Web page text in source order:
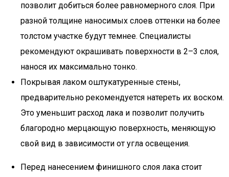
позволит добиться более равномерного слоя. При
разной толщине наносимых слоев оттенки на более
толстом участке будут темнее. Специалисты
рекомендуют окрашивать поверхности в 2–3 слоя,
нанося их максимально тонко.
Покрывая лаком оштукатуренные стены,
предварительно рекомендуется натереть их воском.
Это уменьшит расход лака и позволит получить
благородно мерцающую поверхность, меняющую
свой вид в зависимости от угла освещения.
Перед нанесением финишного слоя лака стоит